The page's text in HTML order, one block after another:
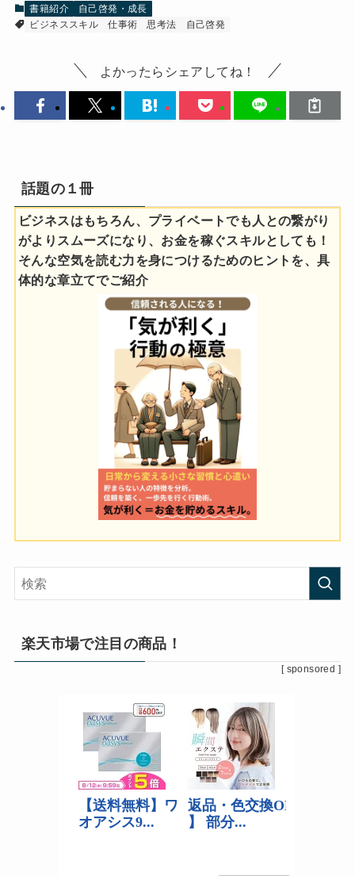
書籍紹介
自己啓発・成長
ビジネススキル
仕事術 思考法 自己啓発
よかったらシェアしてね！
話題の１冊
ビジネスはもちろん、プライベートでも人との繋がり
がよりスムーズになり、お金を稼ぐスキルとしても！
そんな空気を読む力を身につけるためのヒントを、具
体的な章立てでご紹介
楽天市場で注目の商品！
[ sponsored ]